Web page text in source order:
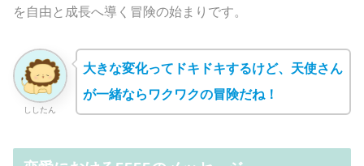
を自由と成長へ導く冒険の始まりです。
ししたん
大きな変化ってドキドキするけど、天使さん
が一緒ならワクワクの冒険だね！